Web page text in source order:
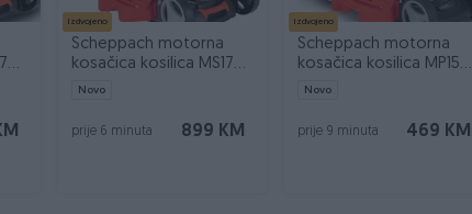
Izdvojeno
Scheppach motorna
kosačica kosilica MS173-
51E 4.5 KS
Novo
899 KM
prije 6 minuta
Izdvojeno
Scheppach motorna
kosačica kosilica MP150-
46 3.5 KS
Novo
469 KM
prije 9 minuta